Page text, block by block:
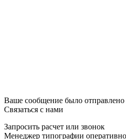
Ваше сообщение было отправлено
Связаться с нами
Запросить расчет или звонок
Менеджер типографии